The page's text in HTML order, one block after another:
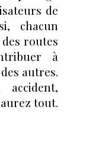
de
chacun
routes
à
autres.
tout.